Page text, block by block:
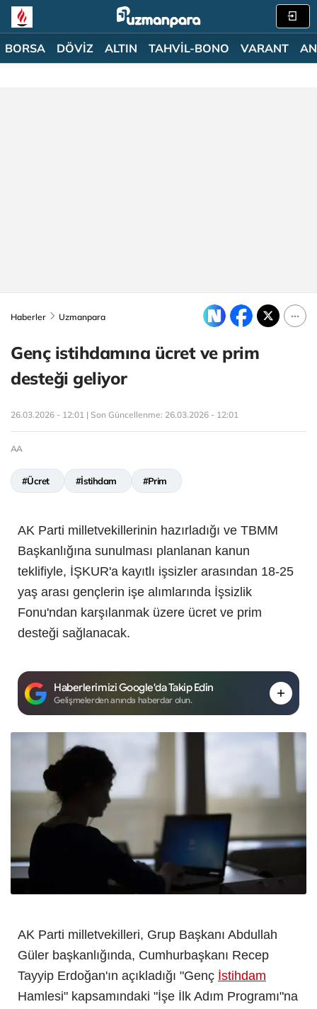
BORSA DÖVİZ ALTIN TAHVİL-BONO VARANT
Haberler Uzmanpara
Genç istihdamına ücret ve prim
desteği geliyor
26.03.2026 - 12:01 | Son Güncellenme: 26.03.2026 - 12:01
AA
#Ücret #İstihdam #Prim
AK Parti milletvekillerinin hazırladığı ve TBMM
Başkanlığına sunulması planlanan kanun
teklifiyle, İŞKUR'a kayıtlı işsizler arasından 18-25
yaş arası gençlerin işe alımlarında İşsizlik
Fonu'ndan karşılanmak üzere ücret ve prim
desteği sağlanacak.
Haberlerimizi Google'da Takip Edin
Gelişmelerden anında haberdar olun.
AK Parti milletvekilleri, Grup Başkanı Abdullah
Güler başkanlığında, Cumhurbaşkanı Recep
Tayyip Erdoğan'ın açıkladığı "Genç İstihdam
Hamlesi" kapsamındaki "İşe İlk Adım Programı"na